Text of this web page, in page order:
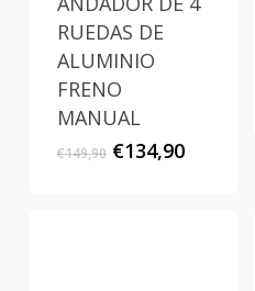
RUEDAS DE
ALUMINIO
FRENO
MANUAL
€149,90 El
€134,90El